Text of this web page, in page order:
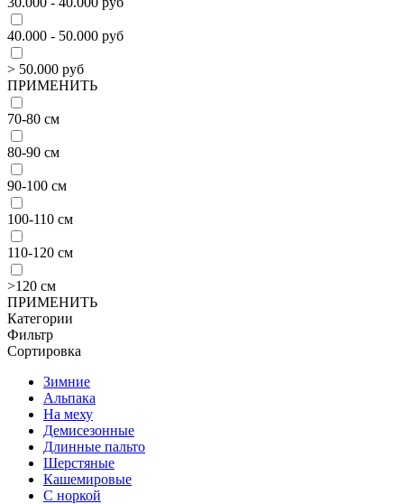
40.000 - 50.000 руб
> 50.000 руб
ПРИМЕНИТЬ
70-80 см
80-90 см
90-100 см
100-110 см
110-120 см
>120 см
ПРИМЕНИТЬ
Категории
Фильтр
Сортировка
Зимние
Альпака
На меху
Демисезонные
Длинные пальто
Шерстяные
Кашемировые
С норкой